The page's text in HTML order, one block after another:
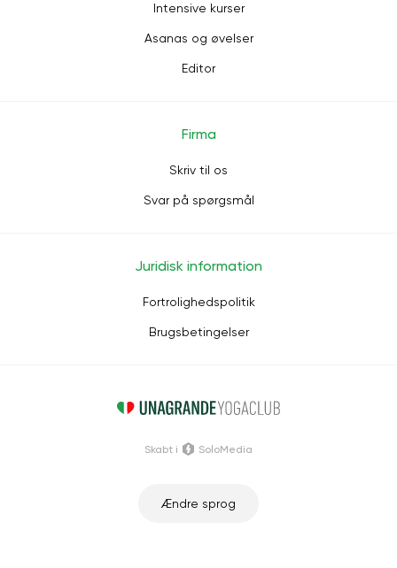
Intensive kurser
Asanas og øvelser
Editor
Firma
Skriv til os
Svar på spørgsmål
Juridisk information
Fortrolighedspolitik
Brugsbetingelser
Ændre sprog
Skabt i SoloMedia